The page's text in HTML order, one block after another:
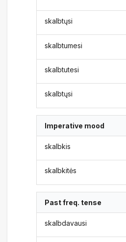
skalbtųsi
skalbtumesi
skalbtutesi
skalbtųsi
Imperative mood
skalbkis
skalbkitės
Past freq. tense
skalbdavausi